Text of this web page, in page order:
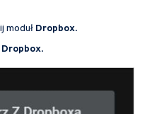
moduł Dropbox.
.